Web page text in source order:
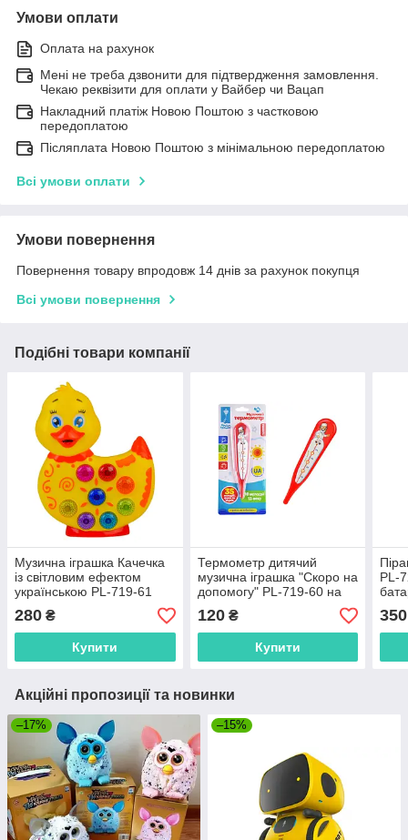
Умови оплати
Оплата на рахунок
Мені не треба дзвонити для підтвердження замовлення.
Чекаю реквізити для оплати у Вайбер чи Вацап
Накладний платіж Новою Поштою з частковою
передоплатою
Післяплата Новою Поштою з мінімальною передоплатою
Всі умови оплати
Умови повернення
Повернення товару впродовж 14 днів за рахунок покупця
Всі умови повернення
Подібні товари компанії
Музична іграшка Качечка
із світловим ефектом
українською PL-719-61
280 ₴
Купити
Термометр дитячий
музична іграшка "Скоро на
допомогу" PL-719-60 на
батарейках
120₴
Купити
PL-
350
Акційні пропозиції та новинки
–17% –15%